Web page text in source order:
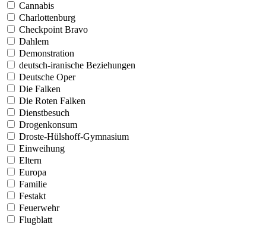
Cannabis
Charlottenburg
Checkpoint Bravo
Dahlem
Demonstration
deutsch-iranische Beziehungen
Deutsche Oper
Die Falken
Die Roten Falken
Dienstbesuch
Drogenkonsum
Droste-Hülshoff-Gymnasium
Einweihung
Eltern
Europa
Familie
Festakt
Feuerwehr
Flugblatt